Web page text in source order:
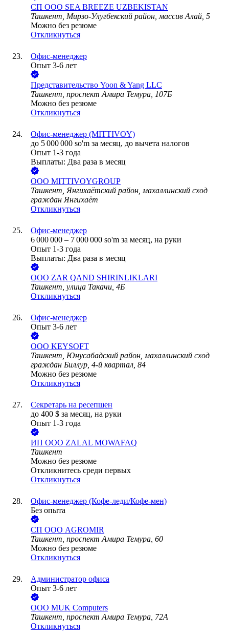
СП ООО SEA BREEZE UZBEKISTAN
Ташкент, Мирзо-Улугбекский район, массив Алай, 5
Можно без резюме
Откликнуться
Офис-менеджер
Опыт 3-6 лет
Представительство Yoon & Yang LLC
Ташкент, проспект Амира Темура, 107Б
Можно без резюме
Откликнуться
Офис-менеджер (MITTIVOY)
до 5 000 000 so'm за месяц, до вычета налогов
Опыт 1-3 года
Выплаты: Два раза в месяц
ООО MITTIVOYGROUP
Ташкент, Янгихаётский район, махаллинский сход
граждан Янгихаёт
Откликнуться
Офис-менеджер
6 000 000 – 7 000 000 so'm за месяц, на руки
Опыт 1-3 года
Выплаты: Два раза в месяц
ООО ZAR QAND SHIRINLIKLARI
Ташкент, улица Такачи, 4Б
Откликнуться
Офис-менеджер
Опыт 3-6 лет
ООО KEYSOFT
Ташкент, Юнусабадский район, махаллинский сход
граждан Биллур, 4-й квартал, 84
Можно без резюме
Откликнуться
Секретарь на ресепшен
до 400 $ за месяц, на руки
Опыт 1-3 года
ИП ООО ZALAL MOWAFAQ
Ташкент
Можно без резюме
Откликнитесь среди первых
Откликнуться
Офис-менеджер (Кофе-леди/Кофе-мен)
Без опыта
СП ООО AGROMIR
Ташкент, проспект Амира Темура, 60
Можно без резюме
Откликнуться
Администратор офиса
Опыт 3-6 лет
ООО MUK Computers
Ташкент, проспект Амира Темура, 72А
Откликнуться